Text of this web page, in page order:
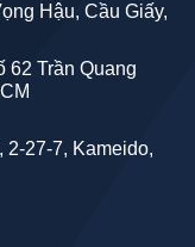
Hậu, Cầu Giấy,
62 Trần Quang
2-27-7, Kameido,